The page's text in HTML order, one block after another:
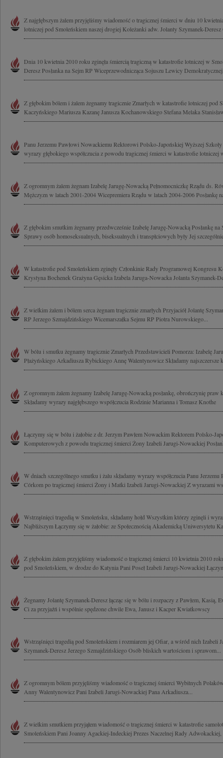
Z najgłębszym żalem przyjęliśmy wiadomość o tragicznej śmierci w dniu 10
lotniczej pod Smoleńskiem naszej drogiej Koleżanki adw. Jolanty Szymanek-Deresz
Dnia 10 kwietnia 2010 roku zginęła śmiercią tragiczną w katastrofie lotniczej w
Deresz Posłanka na Sejm RP Wiceprzewodnicząca Sojuszu Lewicy
Z głębokim bólem i żalem żegnamy tragicznie Zmarłych w katastrofie lotniczej pod
Kaczyńskiego Mariusza Kazanę Janusza Kochanowskiego Stefana Melaka
Panu Jerzemu Pawłowi Nowackiemu Rektorowi Polsko-Japońskiej Wyższej
wyrazy głębokiego współczucia z powodu tragicznej śmierci w katastrofie lotniczej
Z ogromnym żalem żegnam Izabelę Jarugę-Nowacką Pełnomocniczkę Rządu ds.
Mężczyzn w latach 2001-2004 Wicepremiera Rządu w latach 2004-2006 Posłankę
Z głębokim smutkim żegnamy przedwcześnie Izabelę Jarugę-Nowacką Posłankę
Sprawy osób homoseksualnych, biseksualnych i transpłciowych były Jej
W katastrofie pod Smoleńskiem zginęły Członkinie Rady Programowej Kongresu
Krystyna Bochenek Grażyna Gęsicka Izabela Jaruga-Nowacka Jolanta Szymanek-
Z wielkim żalem i bólem serca żegnam tragicznie zmarłych Przyjaciół Jolantę
RP Jerzego Szmajdzińskiego Wicemarszałka Sejmu RP Piotra Nurowskiego...
W bólu i smutku żegnamy tragicznie Zmarłych Przedstawicieli Pomorza: Izabelę
Płażyńskiego Arkadiusza Rybickiego Annę Walentynowicz Składamy najszczersze
Z ogromnym żalem żegnamy Izabelę Jarugę-Nowacką posłankę, obrończynię praw
Składamy wyrazy najgłębszego współczucia Rodzinie Marianna i Tomasz Knothe
Łączymy się w bólu i żałobie z dr. Jerzym Pawłem Nowackim Rektorem Polsko-
Komputerowych z powodu tragicznej śmierci Żony Izabeli Jarugi-Nowackiej
W dniach szczególnego smutku i żalu składamy wyrazy współczucia Panu
Córkom po tragicznej śmierci Żony i Matki Izabeli Jarugi-Nowackiej Z wyrazami
Wstrząśnięci tragedią w Smoleńsku, składamy hołd Wszystkim którzy zginęli i
Najbliższym Łączymy się w żałobie: ze Społecznością Akademicką Uniwersytetu
Z głębokim żalem przyjęliśmy wiadomość o tragicznej śmierci 10 kwietnia 2010
pod Smoleńskiem, w drodze do Katynia Pani Poseł Izabeli Jarugi-Nowackiej
Żegnamy Jolantę Szymanek-Deresz łącząc się w bólu i rozpaczy z Pawłem, Kasią,
Ci za przyjaźń i wspólnie spędzone chwile Ewa, Janusz i Kacper Kwiatkowscy
Wstrząśnięci tragedią pod Smoleńskiem i rozmiarem jej Ofiar, a wśród nich Izabeli
Szymanek-Deresz Jerzego Szmajdzińskiego Osób bliskich wartościom i sprawom...
Z ogromnym bólem przyjęliśmy wiadomość o tragicznej śmierci Wybitnych
Anny Walentynowicz Pani Izabeli Jarugi-Nowackiej Pana Arkadiusza...
Z wielkim smutkiem przyjąłem wiadomość o tragicznej śmierci w katastrofie
Smoleńskiem Pani Joanny Agackiej-Indeckiej Prezes Naczelnej Rady